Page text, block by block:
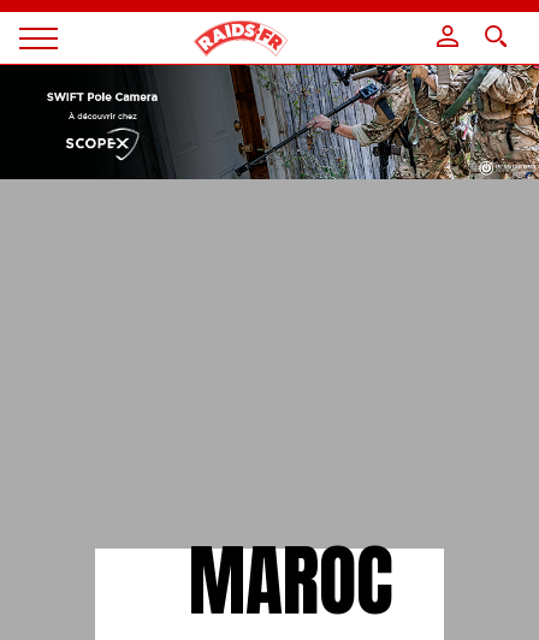
Magazine
MAROC
Panneau de gestion des cookies